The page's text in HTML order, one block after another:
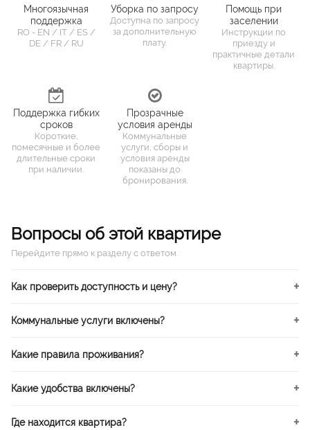
Многоязычная
поддержка
RO - EN / IT / ES /
DE / FR / RU
Уборка по запросу
Доступна по запросу
за дополнительную
плату.
Помощь при
заселении
Инструкции по
приезду и
практичные детали
квартиры.
Поддержка гибких
сроков
Короткие,
помесячные и более
длительные сроки
при наличии.
Прозрачные
условия аренды
Коммунальные
услуги, сборы и
условия аренды
показаны до
бронирования.
Вопросы об этой квартире
Перейдите прямо к разделу с ответом.
Как проверить доступность и цену?
Коммунальные услуги включены?
Какие правила проживания?
Какие удобства включены?
Где находится квартира?